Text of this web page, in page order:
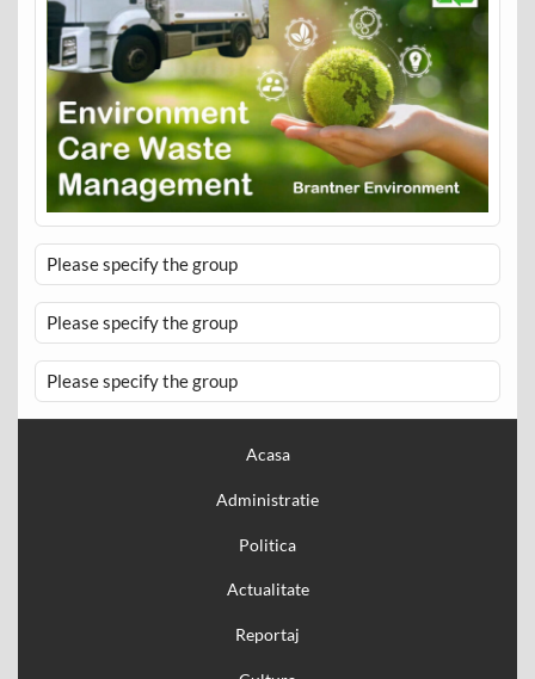
Please specify the group
Please specify the group
Please specify the group
Acasa
Administratie
Politica
Actualitate
Reportaj